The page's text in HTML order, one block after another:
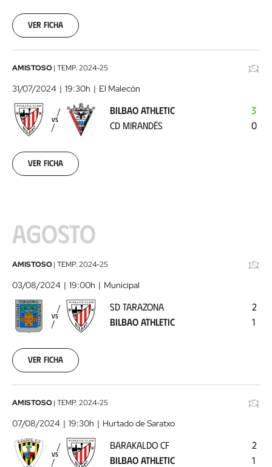
07-
27
Ver ficha
Bilbao
Athletic
-
CD
Mirandés
2024-
31
AMISTOSO| TEMP. 2024-25
31/07/2024 19:30h El Malecón
VS
BILBAO ATHLETIC
CD MIRANDÉS
3
0
Ver ficha
AGOSTO
SD
Tarazona
-
Bilbao
Athletic 2024-
03
AMISTOSO| TEMP. 2024-25
03/08/2024 19:00h Municipal
VS
SD TARAZONA
BILBAO ATHLETIC
2
1
Ver ficha
Barakaldo
CF
Bilbao
AMISTOSO| TEMP. 2024-25
07/08/2024 19:30h Hurtado de Saratxo
VS
BARAKALDO CF
BILBAO ATHLETIC
2
1